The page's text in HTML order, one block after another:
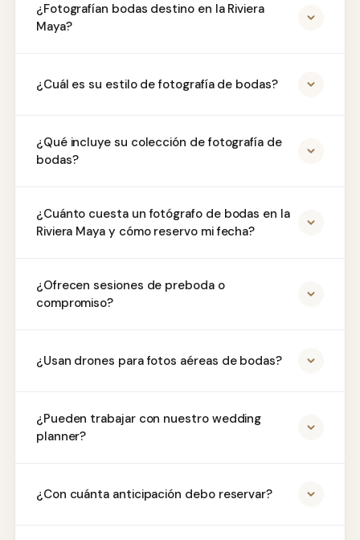
¿Fotografían bodas destino en la Riviera
Maya?
¿Cuál es su estilo de fotografía de bodas?
¿Qué incluye su colección de fotografía de
bodas?
¿Cuánto cuesta un fotógrafo de bodas en la
Riviera Maya y cómo reservo mi fecha?
¿Ofrecen sesiones de preboda o
compromiso?
¿Usan drones para fotos aéreas de bodas?
¿Pueden trabajar con nuestro wedding
planner?
¿Con cuánta anticipación debo reservar?